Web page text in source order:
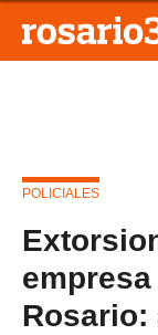
POLICIALES
Rosario: